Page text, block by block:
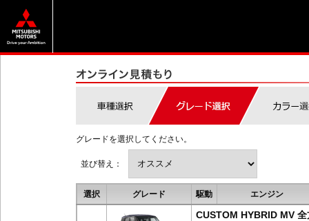
グレードを選択してください。
並び替え：
選択 グレード 駆動 エンジン
CUSTOM HYBRID MV